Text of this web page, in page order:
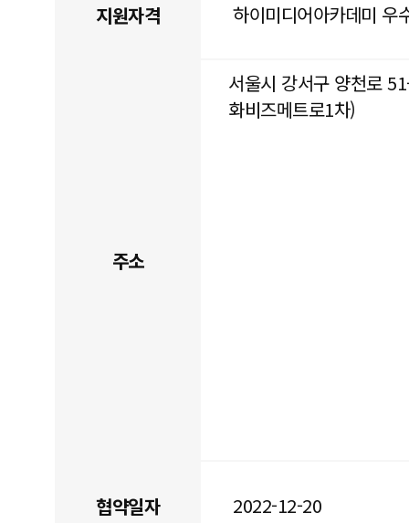
지원자격 하이미디어아카데미 우
주소
서울시 강서구 양천로
화비즈메트로1차)
협약일자 2022-12-20